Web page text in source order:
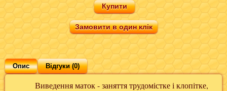
Замовити в один клік
Опис Відгуки (0)
Виведення маток - заняття трудомістке і клопітке,